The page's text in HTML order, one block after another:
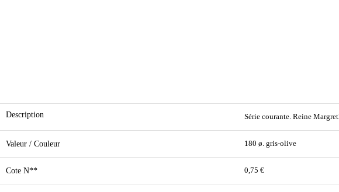
Description Série courante. Reine
Valeur / Couleur 180 ø. gris-olive
Cote N** 0,75 €